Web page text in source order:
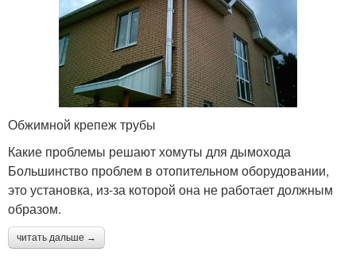
Обжимной крепеж трубы
Какие проблемы решают хомуты для дымохода
Большинство проблем в отопительном оборудовании,
это установка, из-за которой она не работает должным
образом.
читать дальше →